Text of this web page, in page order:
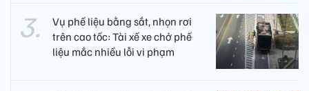
Vụ phế liệu bằng sắt, nhọn rơi
trên cao tốc: Tài xế xe chở phế
liệu mắc nhiều lỗi vi phạm